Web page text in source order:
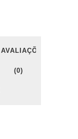
AVALIAÇÕES
(0)